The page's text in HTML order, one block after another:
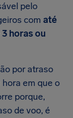
pelo
com até
3 horas ou
por atraso
em que o
porque,
de voo, é